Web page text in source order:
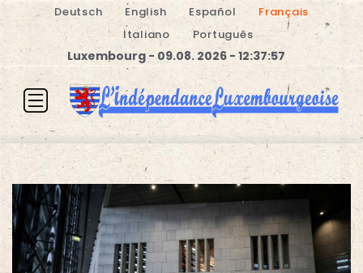
Deutsch English Español
Français
Italiano
Português
Luxembourg - 09.08. 2026 - 12:37:58